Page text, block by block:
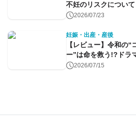
不妊のリスクについて
2026/07/23
妊娠・出産・産後
【レビュー】令和の
ー”は命を救う!?ドラ
第1話2026/07/15